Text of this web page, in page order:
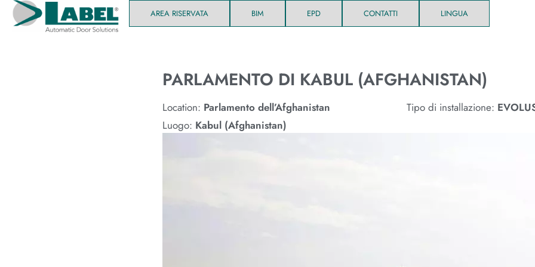
AREA RISERVATA BIM EPD CONTATTI LINGUA
PARLAMENTO DI KABUL (AFGHANISTAN)
Location: Parlamento dell’Afghanistan
Luogo: Kabul (Afghanistan)
Tipo di installazione: